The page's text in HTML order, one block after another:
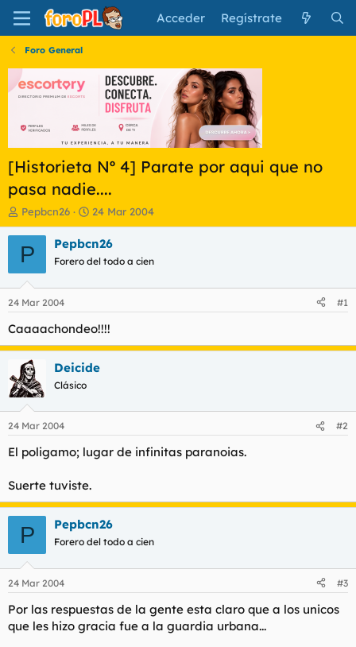
Acceder Regístrate
Foro General
[Historieta Nº 4] Parate por aqui que no
pasa nadie....
I
n
i
c
a
d
o
r
e
l
t
e
m
a
Pepbcn26
F
e
c
a
i
n
c
i
24 Mar 2004
P Pepbcn26
Forero del todo a cien
24 Mar 2004 #1
Caaaachondeo!!!!
Deicide
Clásico
24 Mar 2004 #2
El poligamo; lugar de infinitas paranoias.
Suerte tuviste.
P Pepbcn26
Forero del todo a cien
24 Mar 2004 #3
Por las respuestas de la gente esta claro que a los unicos
que les hizo gracia fue a la guardia urbana...